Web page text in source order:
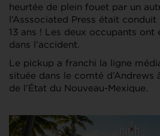
heurtée de plein fouet par un
l’Asssociated Press était
13 ans ! Les deux occupants ont
dans l’accident.
Le pickup a franchi la ligne
située dans le comté d’Andrews
de l’État du Nouveau-Mexique.